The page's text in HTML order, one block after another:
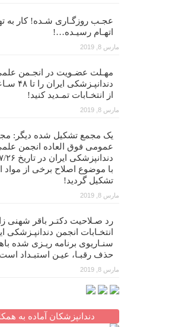
عجـب روزگـاری شـده! کار به
اتهـام رسیـده…!
مارس 8, 2019
مهـلت عضـویت در انجـمن
از انتخـابات تمـدید کنید!
مارس 8, 2019
یک مجمع تشکیل شده دیگر:
عمومی فوق العاده انجمن
با موضوع اصلاح برخی از مواد
تشکیل گردید!
مارس 8, 2019
رد صـلاحیت دکتـر باقر شهنی
انتخـابات انجمن دندانپـزشکی
سنـاریوی برنامه ریـزی شده
حذف رقبـا، عیـن استبـداد است
مارس 8, 2019
دندانپزشکان آماده به